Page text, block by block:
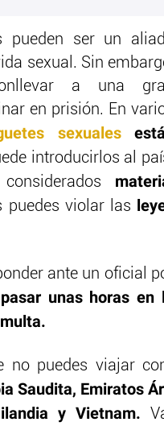
pueden ser un
sexual. Sin
a una
en prisión. En
sexuales
introducirlos al
puedes violar las
ante un oficial
pasar unas horas en
no puedes viajar
Saudita, Emiratos
y Vietnam.